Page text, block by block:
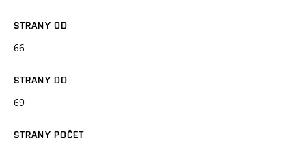
STRANY OD
66
STRANY DO
69
STRANY POČET